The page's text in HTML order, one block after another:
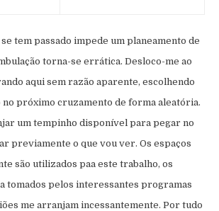
tem passado impede um planeamento de
torna-se errática. Desloco-me ao
aqui sem razão aparente, escolhendo
no próximo cruzamento de forma aleatória.
um tempinho disponível para pegar no
previamente o que vou ver. Os espaços
são utilizados paa este trabalho, os
tomados pelos interessantes programas
me arranjam incessantemente. Por tudo